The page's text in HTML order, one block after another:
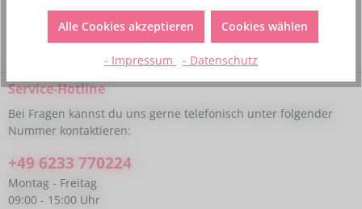
Service-Hotline
Bei Fragen kannst du uns gerne telefonisch unter folgender
Nummer kontaktieren:
+49 6233 770224
Montag - Freitag
09:00 - 15:00 Uhr
Alle Cookies akzeptieren Cookies wählen
- Impressum - Datenschutz